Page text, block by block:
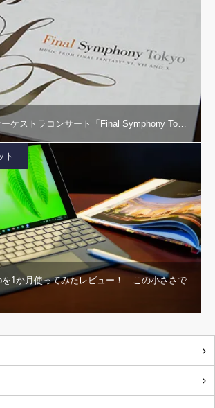
ーケストラコンサート「Final Symphony To…
ト
を1か月使ってみたレビュー！ この小ささで